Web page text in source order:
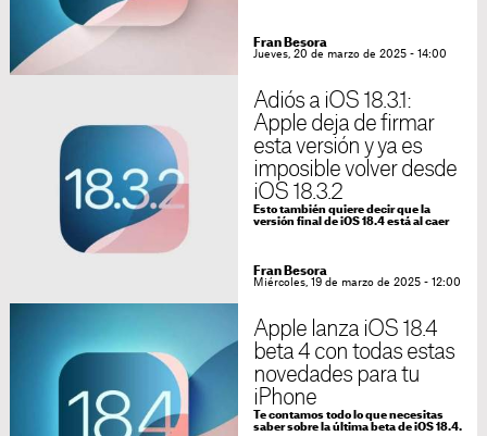
Fran Besora
Jueves, 20 de marzo de 2025 - 14:00
Adiós a iOS 18.3.1:
Apple deja de firmar
esta versión y ya es
imposible volver desde
iOS 18.3.2
Esto también quiere decir que la
versión final de iOS 18.4 está al caer
Fran Besora
Miércoles, 19 de marzo de 2025 - 12:00
Apple lanza iOS 18.4
beta 4 con todas estas
novedades para tu
iPhone
Te contamos todo lo que necesitas
saber sobre la última beta de iOS 18.4.